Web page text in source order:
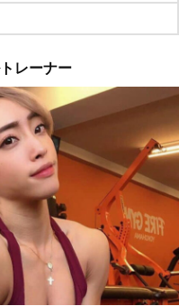
レーナー